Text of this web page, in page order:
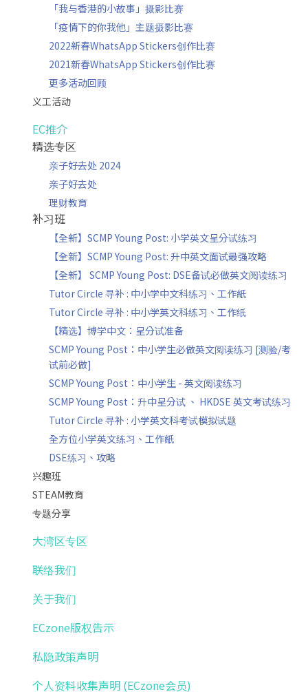
「我与香港的小故事」摄影比赛
「疫情下的你我他」主题摄影比赛
2022新春WhatsApp Stickers创作比赛
2021新春WhatsApp Stickers创作比赛
更多活动回顾
义工活动
EC推介
精选专区
亲子好去处 2024
亲子好去处
理财教育
补习班
【全新】SCMP Young Post: 小学英文呈分试练习
【全新】SCMP Young Post: 升中英文面试最强攻略
【全新】 SCMP Young Post: DSE备试必做英文阅读练习
Tutor Circle 寻补 : 中小学中文科练习、工作紙
Tutor Circle 寻补 : 中小学英文科练习、工作纸
【精选】博学中文：呈分试准备
SCMP Young Post：中小学生必做英文阅读练习 [测验/考
试前必做]
SCMP Young Post：中小学生 - 英文阅读练习
SCMP Young Post：升中呈分试 、 HKDSE 英文考试练习
Tutor Circle 寻补 : 小学英文科考试模拟试题
全方位小学英文练习、工作紙
DSE练习、攻略
兴趣班
STEAM教育
专题分享
大湾区专区
联络我们
关于我们
ECzone版权告示
私隐政策声明
个人资料收集声明 (ECzone会员)